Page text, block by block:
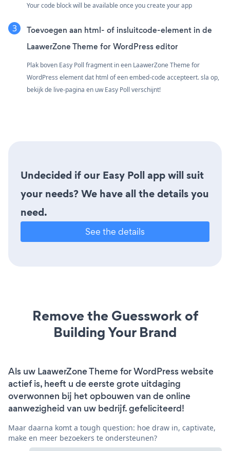
Your code block will be available once you create your app
Toevoegen aan html- of insluitcode-element in de
LaawerZone Theme for WordPress editor
Plak boven Easy Poll fragment in een LaawerZone Theme for
WordPress element dat html of een embed-code accepteert. sla op,
bekijk de live-pagina en uw Easy Poll verschijnt!
Undecided if our Easy Poll app will suit
your needs? We have all the details you
need.
See the details
Remove the Guesswork of
Building Your Brand
Als uw LaawerZone Theme for WordPress website
actief is, heeft u de eerste grote uitdaging
overwonnen bij het opbouwen van de online
aanwezigheid van uw bedrijf. gefeliciteerd!
Maar daarna komt a tough question: hoe draw in, captivate,
make en meer bezoekers te ondersteunen?